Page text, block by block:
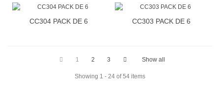
CC304 PACK DE 6 CC303 PACK DE 6
1 2 3 Show all
Showing 1 - 24 of 54 items